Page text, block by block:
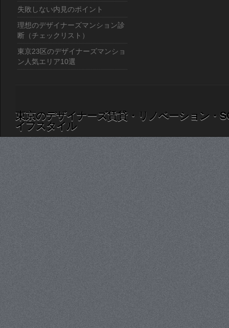
失敗しない内見のポイント
理想のデザイナーズマンション診
断（チェックリスト）
東京23区のデザイナーズマンショ
ン人気エリア10選
東京のデザイナーズ賃貸・リノベーション・
イフスタイル